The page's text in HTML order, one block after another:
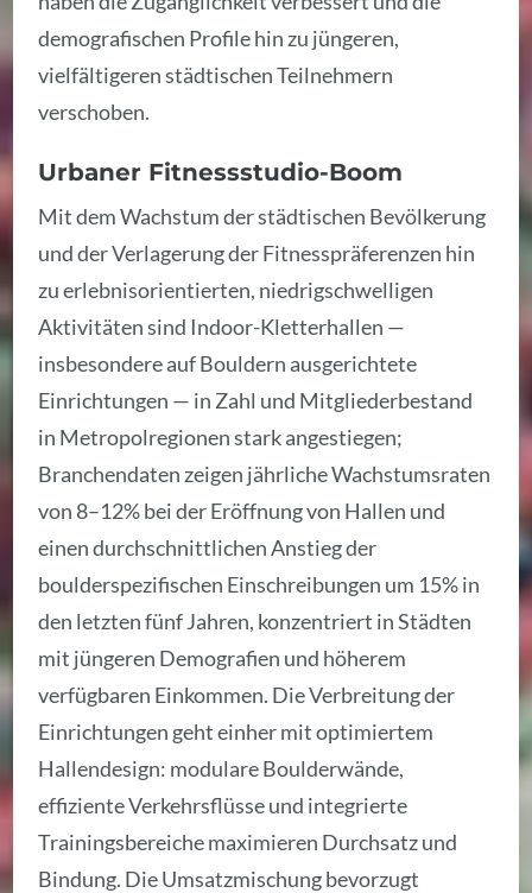
demografischen Profile hin zu jüngeren,
vielfältigeren städtischen Teilnehmern
verschoben.
Urbaner Fitnessstudio-Boom
Mit dem Wachstum der städtischen Bevölkerung
und der Verlagerung der Fitnesspräferenzen hin
zu erlebnisorientierten, niedrigschwelligen
Aktivitäten sind Indoor-Kletterhallen —
insbesondere auf Bouldern ausgerichtete
Einrichtungen — in Zahl und Mitgliederbestand
in Metropolregionen stark angestiegen;
Branchendaten zeigen jährliche Wachstumsraten
von 8–12% bei der Eröffnung von Hallen und
einen durchschnittlichen Anstieg der
boulderspezifischen Einschreibungen um 15% in
den letzten fünf Jahren, konzentriert in Städten
mit jüngeren Demografien und höherem
verfügbaren Einkommen. Die Verbreitung der
Einrichtungen geht einher mit optimiertem
Hallendesign: modulare Boulderwände,
effiziente Verkehrsflüsse und integrierte
Trainingsbereiche maximieren Durchsatz und
Bindung. Die Umsatzmischung bevorzugt